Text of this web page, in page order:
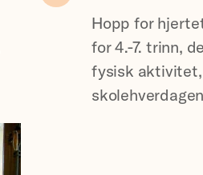
Hopp for
for 4.-7. trinn,
fysisk aktivitet,